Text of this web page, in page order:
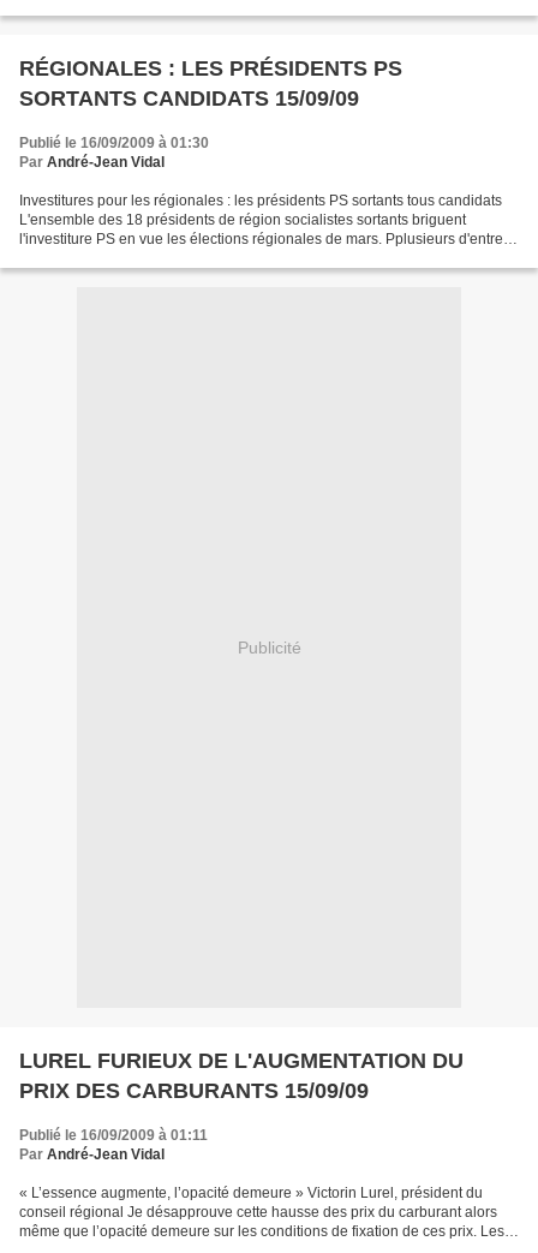
RÉGIONALES : LES PRÉSIDENTS PS
SORTANTS CANDIDATS 15/09/09
Publié le 16/09/2009 à 01:30
Par André-Jean Vidal
Investitures pour les régionales : les présidents PS sortants tous candidats
L'ensemble des 18 présidents de région socialistes sortants briguent
l'investiture PS en vue les élections régionales de mars. Pplusieurs d'entre
Publicité
LUREL FURIEUX DE L'AUGMENTATION DU
PRIX DES CARBURANTS 15/09/09
Publié le 16/09/2009 à 01:11
Par André-Jean Vidal
« L’essence augmente, l’opacité demeure » Victorin Lurel, président du
conseil régional Je désapprouve cette hausse des prix du carburant alors
même que l’opacité demeure sur les conditions de fixation de ces prix. Les